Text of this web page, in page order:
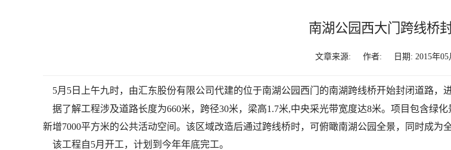
南湖公园西大门跨线桥
文章来源: 作者: 日期: 2015年05
5月5日上午九时，由汇东股份有限公司代建的位于南湖公园西门的南湖跨线桥开始封闭道路，
据了解工程涉及道路长度为660米，跨径30米，梁高1.7米,中央采光带宽度达8米。项目包含绿
新增7000平方米的公共活动空间。该区域改造后通过跨线桥时，可俯瞰南湖公园全景，同时成为
该工程自5月开工，计划到今年年底完工。